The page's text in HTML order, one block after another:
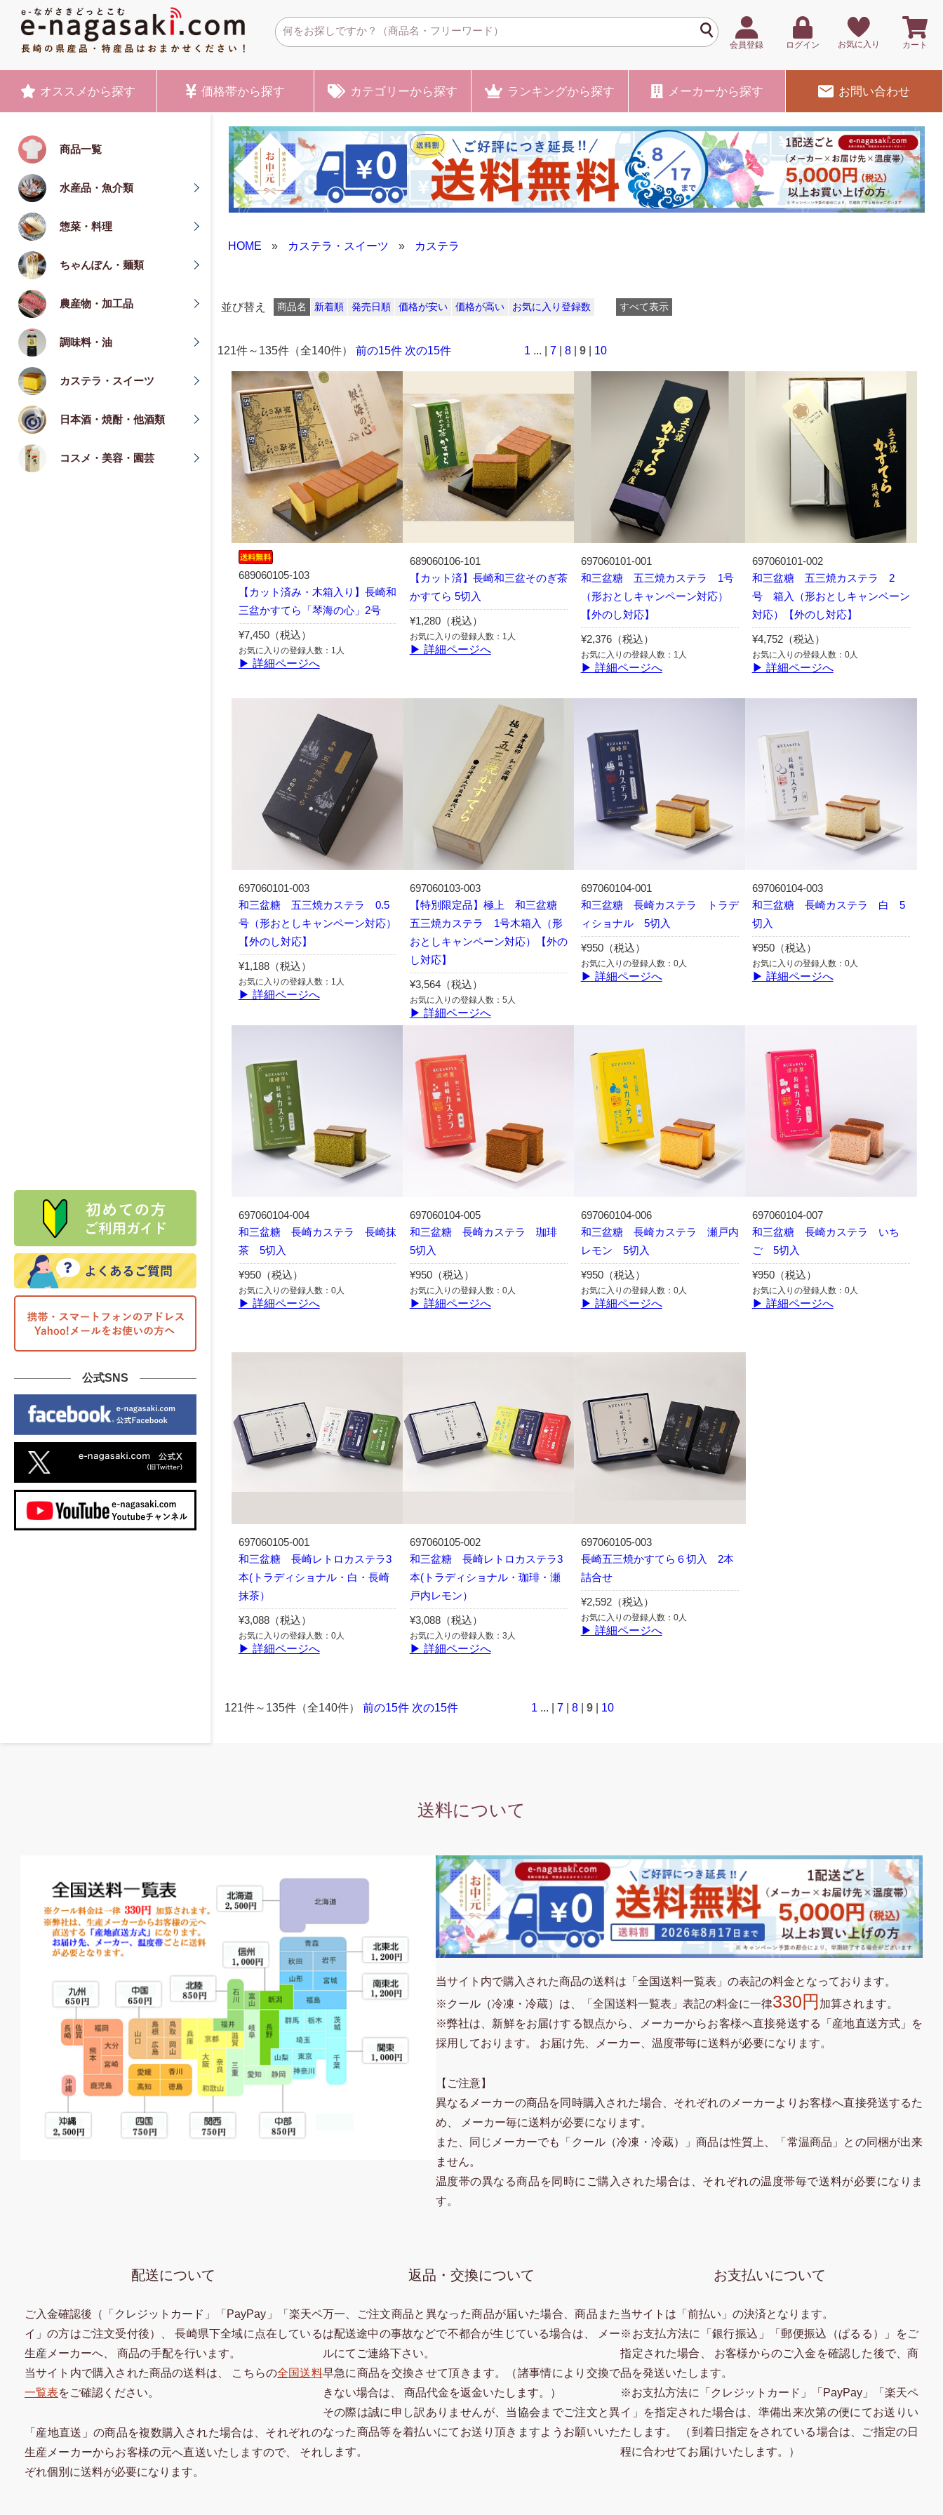
会員登録 ログイン お気に入り カート
オススメ から探す 価格帯から探す カテゴリーから探す ランキングから探す メーカーから探す お問い合わせ
商品一覧
水産品・魚介類
惣菜・料理
ちゃんぽん・麺類
農産物・加工品
調味料・油
カステラ・スイーツ
日本酒・焼酎・他酒類
コスメ・美容・園芸
公式SNS
HOME » カステラ・スイーツ » カステラ
並び替え 商品名 新着順 発売日順 価格が安い 価格が高い お気に入り登録数 すべて表示
121件～135件（全140件） 前の15件 次の15件 1 ... | 7 8 9 10
689060105-103
【カット済み・木箱入り】長崎和
三盆かすてら「琴海の心」2号
¥7,450（税込）
お気に入りの登録人数：1人
▶ 詳細ページへ
689060106-101
【カット済】長崎和三盆そのぎ茶
かすてら 5切入
¥1,280（税込）
お気に入りの登録人数：1人
▶ 詳細ページへ
697060101-001
和三盆糖 五三焼カステラ 1号
（形おとしキャンペーン対応）
【外のし対応】
¥2,376（税込）
お気に入りの登録人数：1人
▶ 詳細ページへ
697060101-002
和三盆糖 五三焼カステラ 2
号 箱入（形おとしキャンペーン
対応）【外のし対応】
¥4,752（税込）
お気に入りの登録人数：0人
▶ 詳細ページへ
697060101-003
和三盆糖 五三焼カステラ 0.5
号（形おとしキャンペーン対応）
【外のし対応】
¥1,188（税込）
お気に入りの登録人数：1人
▶ 詳細ページへ
697060103-003
【特別限定品】極上 和三盆糖
五三焼カステラ 1号木箱入（形
おとしキャンペーン対応）【外の
し対応】
¥3,564（税込）
お気に入りの登録人数：5人
▶ 詳細ページへ
697060104-001
和三盆糖 長崎カステラ トラデ
ィショナル 5切入
¥950（税込）
お気に入りの登録人数：0人
▶ 詳細ページへ
697060104-003
和三盆糖 長崎カステラ 白 5
切入
¥950（税込）
お気に入りの登録人数：0人
▶ 詳細ページへ
697060104-004
和三盆糖 長崎カステラ 長崎抹
茶 5切入
¥950（税込）
お気に入りの登録人数：0人
▶ 詳細ページへ
697060104-005
和三盆糖 長崎カステラ 珈琲
5切入
¥950（税込）
お気に入りの登録人数：0人
▶ 詳細ページへ
697060104-006
和三盆糖 長崎カステラ 瀬戸内
レモン 5切入
¥950（税込）
お気に入りの登録人数：0人
▶ 詳細ページへ
697060104-007
和三盆糖 長崎カステラ いち
ご 5切入
¥950（税込）
お気に入りの登録人数：0人
▶ 詳細ページへ
697060105-001
和三盆糖 長崎レトロカステラ3
本(トラディショナル・白・長崎
抹茶）
¥3,088（税込）
お気に入りの登録人数：0人
▶ 詳細ページへ
697060105-002
和三盆糖 長崎レトロカステラ3
本(トラディショナル・珈琲・瀬
戸内レモン）
¥3,088（税込）
お気に入りの登録人数：3人
▶ 詳細ページへ
697060105-003
長崎五三焼かすてら６切入 2本
詰合せ
¥2,592（税込）
お気に入りの登録人数：0人
▶ 詳細ページへ
121件～135件（全140件）前の15件 次の15件 1 ... |7 |8 |9 10
送料について
当サイト内で購入された商品の送料は「全国送料一覧表」の表記の料金となっております。
※クール（冷凍・冷蔵）は、「全国送料一覧表」表記の料金に一律330円 加算されます。
※弊社は、新鮮をお届けする観点から、メーカーからお客様へ直接発送する「産地直送方式」を
採用しております。 お届け先、メーカー、温度帯毎に送料が必要になります。
【ご注意】
異なるメーカーの商品を同時購入された場合、それぞれのメーカーよりお客様へ直接発送するた
め、 メーカー毎に送料が必要になります。
また、同じメーカーでも「クール（冷凍・冷蔵）」商品は性質上、「常温商品」との同梱が出来
ません。
温度帯の異なる商品を同時にご購入された場合は、それぞれの温度帯毎で送料が必要になりま
す。
配送について
ご入金確認後（「クレジットカード」「PayPay」「楽天ペ
イ」の方はご注文受付後）、 長崎県下全域に点在している
生産メーカーへ、 商品の手配を行います。
当サイト内で購入された商品の送料は、 こちらの全国送料
一覧表をご確認ください。
「産地直送」の商品を複数購入された場合は、それぞれの
生産メーカーからお客様の元へ直送いたしますので、 それ
ぞれ個別に送料が必要になります。
返品・交換について
万一、ご注文商品と異なった商品が届いた場合、商品また
は配送途中の事故などで不都合が生じている場合は、 メー
ルにてご連絡下さい。
早急に商品を交換させて頂きます。（諸事情により交換で
きない場合は、 商品代金を返金いたします。）
その際は誠に申し訳ありませんが、当協会までご注文と異
なった商品等を着払いにてお送り頂きますようお願いいた
します。
お支払いについて
当サイトは「前払い」の決済となります。
※お支払方法に「銀行振込」「郵便振込（ぱるる）」をご
指定された場合、 お客様からのご入金を確認した後で、商
品を発送いたします。
※お支払方法に「クレジットカード」「PayPay」「楽天ペ
イ」を指定された場合は、準備出来次第の便にてお送りい
たします。 （到着日指定をされている場合は、ご指定の日
程に合わせてお届けいたします。）